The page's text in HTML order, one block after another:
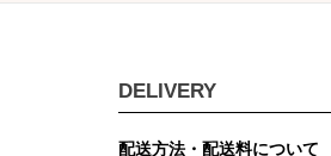
DELIVERY
配送方法・配送料について